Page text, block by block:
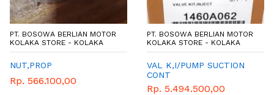
PT. BOSOWA BERLIAN MOTOR
KOLAKA STORE - KOLAKA
NUT,PROP
Rp. 566.100,00
PT. BOSOWA BERLIAN MOTOR
KOLAKA STORE - KOLAKA
VAL K,I/PUMP SUCTION
CONT
Rp. 5.494.500,00